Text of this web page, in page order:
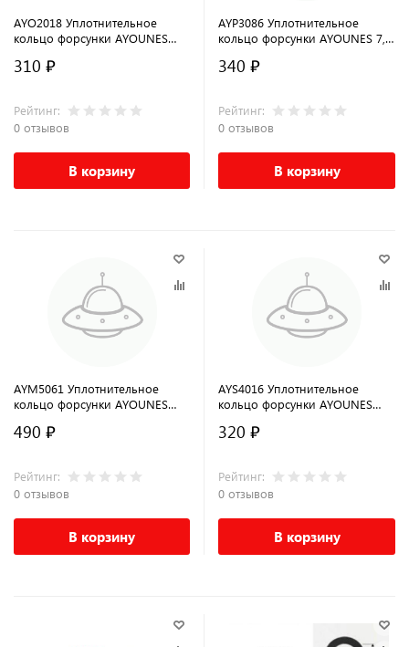
AYO2018 Уплотнительное
кольцо форсунки AYOUNES
310 ₽
Рейтинг:
0 отзывов
В корзину
AYP3086 Уплотнительное
кольцо форсунки AYOUNES 7,8
340 ₽
Рейтинг:
0 отзывов
В корзину
AYM5061 Уплотнительное
кольцо форсунки AYOUNES
06J998907B 06J998907D
490 ₽
Рейтинг:
0 отзывов
В корзину
AYS4016 Уплотнительное
кольцо форсунки AYOUNES
320 ₽
Рейтинг:
0 отзывов
В корзину